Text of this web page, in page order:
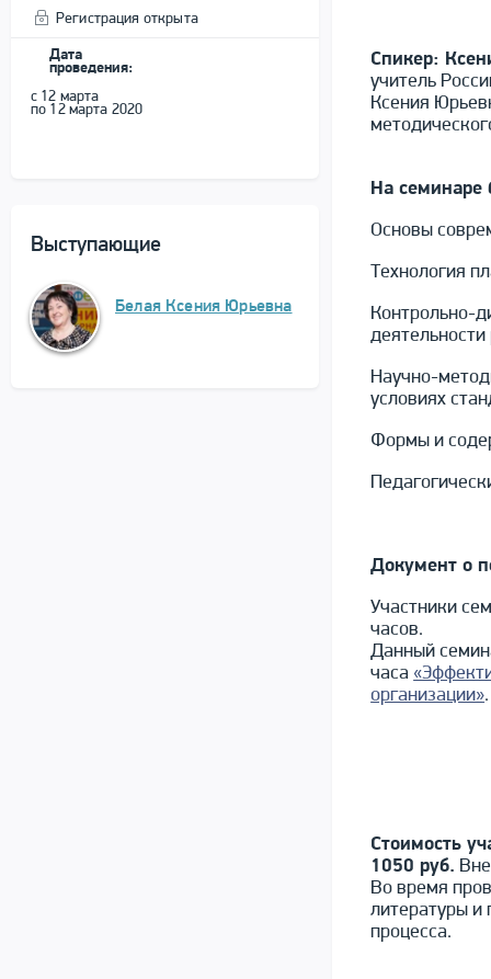
Регистрация открыта
Дата
проведения:
с 12 марта
по 12 марта 2020
Выступающие
Белая Ксения Юрьевна
Спикер:
учитель
Ксения
На семинаре
Основы
Технология
Контрольно-
Научно-
условиях
Формы и
Документ о
Участники
часов.
Данный
часа
организации».
Стоимость
1050 руб.
Во время
литературы и
процесса.